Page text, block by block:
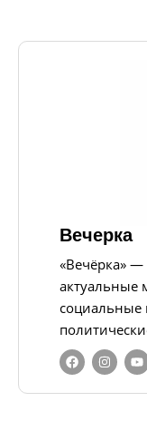
Вечерка
«Вечёрка» —
актуальные
социальные